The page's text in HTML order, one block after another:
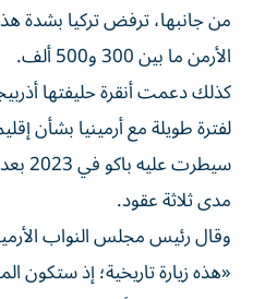
من جانبها، ترفض تركيا بشدة
الأرمن ما بين 300 و500 ألف.
كذلك دعمت أنقرة حليفتها
لفترة طويلة مع أرمينيا بشأن
مدى ثلاثة عقود.
وقال رئيس مجلس النواب
«هذه زيارة تاريخية؛ إذ ستكون